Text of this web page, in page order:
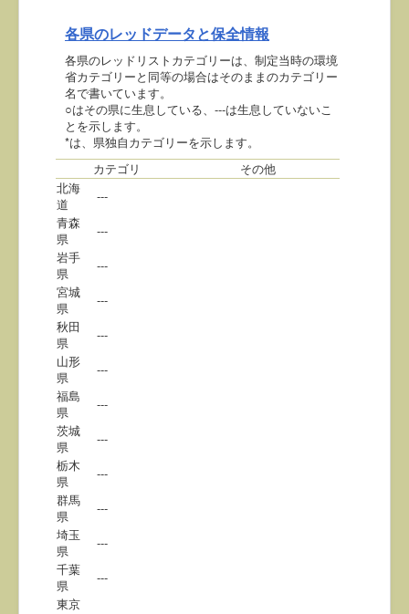
各県のレッドデータと保全情報
各県のレッドリストカテゴリーは、制定当時の環境
省カテゴリーと同等の場合はそのままのカテゴリー
名で書いています。
○はその県に生息している、---は生息していないこ
とを示します。
*は、県独自カテゴリーを示します。
カテゴリ
その他
北海
道
---
青森
県
---
岩手
県
---
宮城
県
---
秋田
県
---
山形
県
---
福島
県
---
茨城
県
---
栃木
県
---
群馬
県
---
埼玉
県
---
千葉
県
---
東京